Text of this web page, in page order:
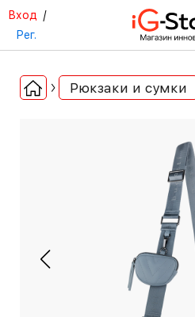
Вход /
Рег.
Рюкзаки и сумки